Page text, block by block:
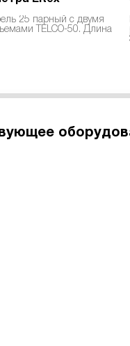
25 парный с двумя
TELCO-50. Длина